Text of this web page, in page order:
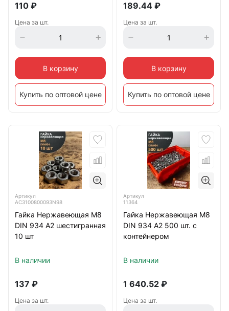
110 ₽
Цена за шт.
В корзину
Купить по оптовой цене
189.44 ₽
Цена за шт.
В корзину
Купить по оптовой цене
Артикул
АС3100800093N98
Гайка Нержавеющая М8
DIN 934 А2 шестигранная
10 шт
В наличии
137 ₽
Цена за шт.
Артикул
11364
Гайка Нержавеющая М8
DIN 934 А2 500 шт. с
контейнером
В наличии
1 640.52 ₽
Цена за шт.